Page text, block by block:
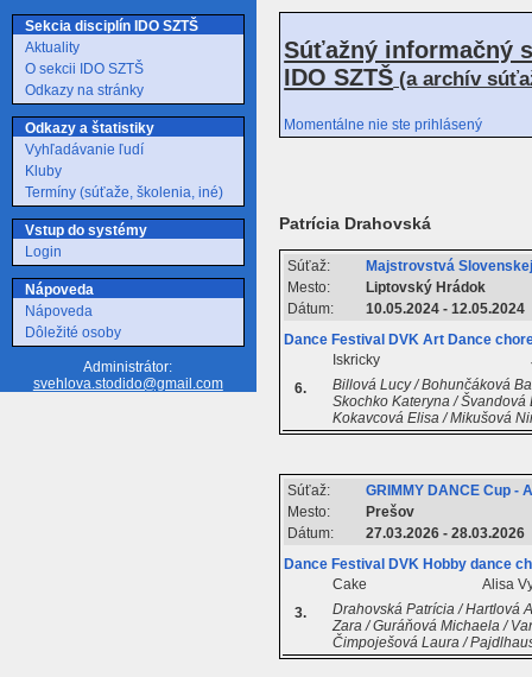
Sekcia disciplín IDO SZTŠ
Aktuality
O sekcii IDO SZTŠ
Odkazy na stránky
Odkazy a štatistiky
Vyhľadávanie ľudí
Kluby
Termíny (súťaže, školenia, iné)
Vstup do systémy
Login
Nápoveda
Nápoveda
Dôležité osoby
Administrátor:
svehlova.stodido@gmail.com
Súťažný informačný
IDO SZTŠ (a archív
Momentálne nie ste prihlásený
Patrícia Drahovská
Súťaž:
Majstrovstvá
Mesto:
Liptovský Hrádok
Dátum:
10.05.2024 - 12.05.2024
Dance Festival DVK Art Dance
6.
Iskricky
Billová Lucy / Bohunčáková
Skochko Kateryna /
Kokavcová Elisa / Mikušová
Súťaž:
GRIMMY DANCE Cup -
Mesto:
Prešov
Dátum:
27.03.2026 - 28.03.2026
Dance Festival DVK Hobby dance
3.
Cake
Alisa
Drahovská Patrícia / Hartlová
Zara / Guráňová Michaela /
Čimpoješová Laura /